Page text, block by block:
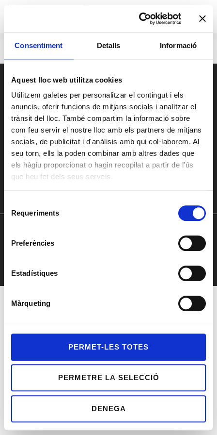
Consentiment Detalls Informació
Aquest lloc web utilitza cookies
Utilitzem galetes per personalitzar el contingut i els
anuncis, oferir funcions de mitjans socials i analitzar el
trànsit del lloc. També compartim la informació sobre
com feu servir el nostre lloc amb els partners de mitjans
socials, de publicitat i d'anàlisis amb qui col·laborem. Al
seu torn, ells la poden combinar amb altres dades que
els hàgiu proporcionat o hagin recopilat a partir de l'ús
que heu fet dels seus serveis.
de Requeriments
Preferències
Estadístiques
Màrqueting
PERMET-LES TOTES
PERMETRE LA SELECCIÓ
DENEGA
Arxius
Encara tens dubtes?
Posa't en contacte amb nosaltres
Rut López
Telèfon:973 22 87 73